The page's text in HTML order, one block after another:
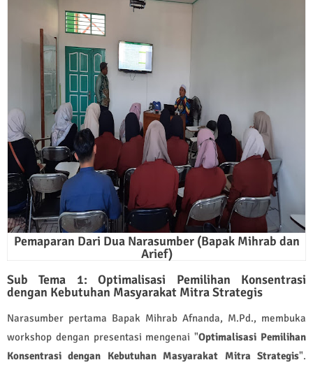
Pemaparan Dari Dua Narasumber (Bapak Mihrab dan
Arief)
Sub Tema 1: Optimalisasi Pemilihan Konsentrasi
dengan Kebutuhan Masyarakat Mitra Strategis
Narasumber pertama Bapak Mihrab Afnanda, M.Pd., membuka
workshop dengan presentasi mengenai "Optimalisasi Pemilihan
Konsentrasi dengan Kebutuhan Masyarakat Mitra Strategis".